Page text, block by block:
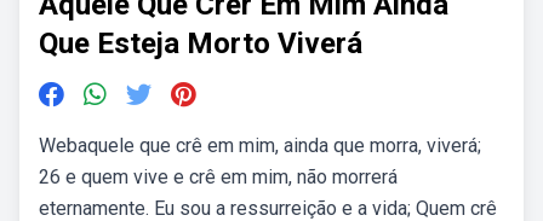
Que Esteja Morto Viverá
Webaquele que crê em mim, ainda que morra, viverá;
26 e quem vive e crê em mim, não morrerá
eternamente. Eu sou a ressurreição e a vida; Quem crê